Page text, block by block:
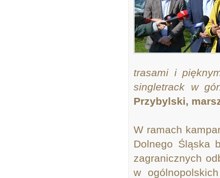
trasami i
singletrack w
Przybylski,
W ramach
Dolnego Śląska
zagranicznych
w